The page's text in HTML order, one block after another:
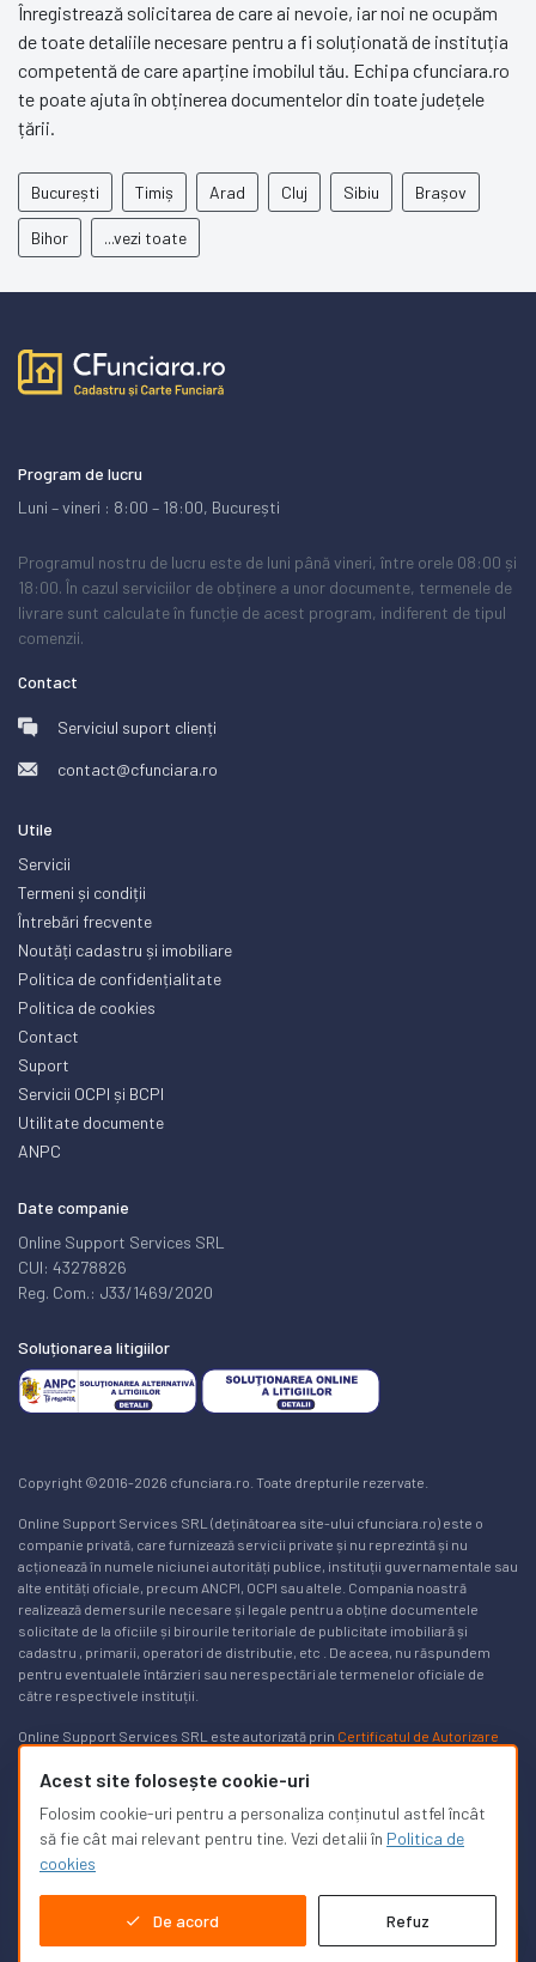
Înregistrează solicitarea de care ai nevoie, iar noi ne ocupăm
de toate detaliile necesare pentru a fi soluționată de instituția
competentă de care aparține imobilul tău. Echipa cfunciara.ro
te poate ajuta în obținerea documentelor din toate județele
țării.
București Timiș Arad Cluj Sibiu Brașov
Bihor ...vezi toate
Program de lucru
Luni – vineri : 8:00 – 18:00, București
Programul nostru de lucru este de luni până vineri, între orele 08:00 și
18:00. În cazul serviciilor de obținere a unor documente, termenele de
livrare sunt calculate în funcție de acest program, indiferent de tipul
comenzii.
Contact
Serviciul suport clienți
contact@cfunciara.ro
Utile
Servicii
Termeni și condiții
Întrebări frecvente
Noutăți cadastru și imobiliare
Politica de confidențialitate
Politica de cookies
Contact
Suport
Servicii OCPI și BCPI
Utilitate documente
ANPC
Date companie
Online Support Services SRL
CUI: 43278826
Reg. Com.: J33/1469/2020
Soluționarea litigiilor
Copyright ©2016-2026 cfunciara.ro. Toate drepturile rezervate.
Online Support Services SRL (deținătoarea site-ului cfunciara.ro) este o
companie privată, care furnizează servicii private și nu reprezintă și nu
acționează în numele niciunei autorități publice, instituții guvernamentale sau
alte entități oficiale, precum ANCPI, OCPI sau altele. Compania noastră
realizează demersurile necesare și legale pentru a obține documentele
solicitate de la oficiile și birourile teritoriale de publicitate imobiliară și
cadastru , primarii, operatori de distributie, etc . De aceea, nu răspundem
pentru eventualele întârzieri sau nerespectări ale termenelor oficiale de
către respectivele instituții.
Online Support Services SRL este autorizată prin Certificatul de Autorizare
cadastrului, geodeziei și cartografiei pe teritoriul României. Lista de autorizați
legătură cu modalitățile de a obține un extras de carte funciară gratuit aici
Suport clienți
Acest site folosește cookie-uri
Folosim cookie-uri pentru a personaliza conținutul astfel încât
să fie cât mai relevant pentru tine. Vezi detalii în Politica de
cookies
De acord Refuz